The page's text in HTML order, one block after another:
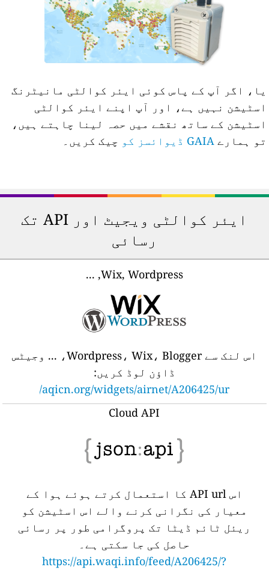
یا، اگر آپ کے پاس کوئی ایئر کوالٹی مانیٹرنگ
اسٹیشن نہیں ہے، اور آپ اپنے ایئر کوالٹی
اسٹیشن کے ساتھ نقشے میں حصہ لینا چاہتے ہیں،
تو ہمارے GAIA ڈیوائسز کو چیک کریں۔
ایئر کوالٹی ویجیٹ اور API تک
رسائی
Wix, Wordpress, ...
اس لنک سے Wordpress، Wix، Blogger، ... وجیٹس
ڈاؤن لوڈ کریں:
aqicn.org/widgets/airnet/A206425/ur/
Cloud API
اس API url کا استعمال کرتے ہوئے ہوا کے
معیار کی نگرانی کرنے والے اس اسٹیشن کو
ریئل ٹائم ڈیٹا تک پروگرامی طور پر رسائی
حاصل کی جا سکتی ہے۔
https://api.waqi.info/feed/A206425/?